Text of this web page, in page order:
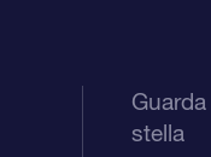
stella